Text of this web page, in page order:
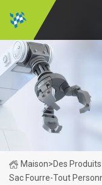
Maison>Des Produits
Sac Fourre-Tout